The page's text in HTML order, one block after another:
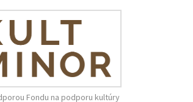
Fondu na podporu kultúry